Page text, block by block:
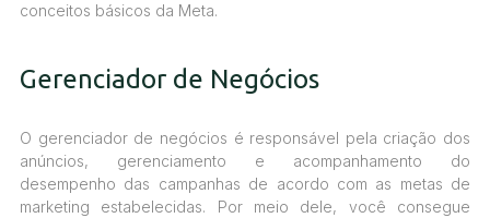
conceitos básicos da Meta.
Gerenciador de Negócios
O gerenciador de negócios é responsável pela criação dos
anúncios, gerenciamento e acompanhamento do
desempenho das campanhas de acordo com as metas de
marketing estabelecidas. Por meio dele, você consegue